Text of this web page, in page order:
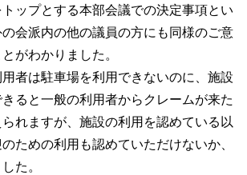
ップとする本部会議での決定事項とい
会派内の他の議員の方にも同様のご意
がわかりました。
者は駐車場を利用できないのに、施設
ると一般の利用者からクレームが来た
れますが、施設の利用を認めている以
ための利用も認めていただけないか、
た。